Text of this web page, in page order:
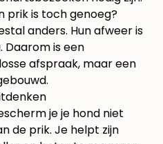
prik is toch genoeg?
anders. Hun afweer is
Daarom is een
afspraak, maar een
je je hond niet
de prik. Je helpt zijn